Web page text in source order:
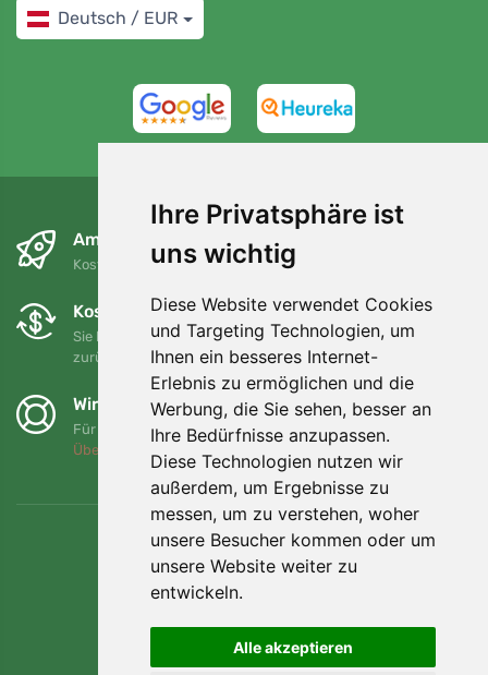
Ihre Privatsphäre ist
uns wichtig
Diese Website verwendet Cookies
und Targeting Technologien, um
Ihnen ein besseres Internet-
Erlebnis zu ermöglichen und die
Werbung, die Sie sehen, besser an
Ihre Bedürfnisse anzupassen.
Diese Technologien nutzen wir
außerdem, um Ergebnisse zu
messen, um zu verstehen, woher
unsere Besucher kommen oder um
unsere Website weiter zu
entwickeln.
Alle akzeptieren
Deutsch / EUR
Am nächsten Tag und kostenlos
Kostenloser Versand für Bestellungen über 80 EUR
Kostenloser Umtausch und Rückgabe
Sie können Ihre Bestellung jederzeit innerhalb von 90 Tagen
zurückgeben oder umtauschen.
Wir unterstützen Trees.org
Für jede Bestellung pflanzen wir einen Baum! Mehr lesen
Über uns